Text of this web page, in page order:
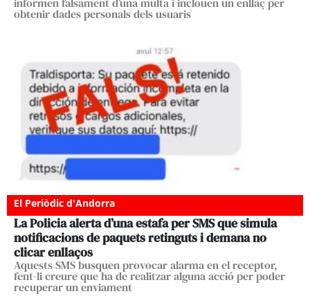
informen falsament d’una multa i inclouen un enllaç per
obtenir dades personals dels usuaris
El Periòdic d'Andorra
La Policia alerta d’una estafa per SMS que simula
notificacions de paquets retinguts i demana no
clicar enllaços
Aquests SMS busquen provocar alarma en el receptor,
fent-li creure que ha de realitzar alguna acció per poder
recuperar un enviament